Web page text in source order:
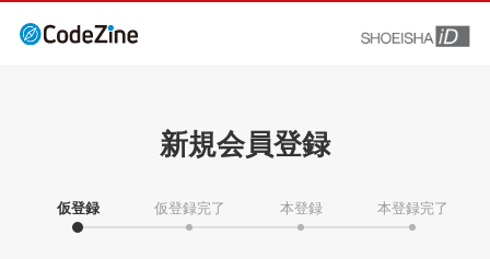
新規会員登録
仮登録 仮登録完了 本登録 本登録完了